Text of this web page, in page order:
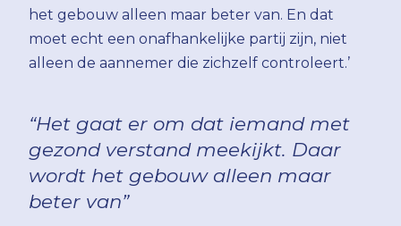
het gebouw alleen maar beter van. En dat
moet echt een onafhankelijke partij zijn, niet
alleen de aannemer die zichzelf controleert.’
“Het gaat er om dat iemand met
gezond verstand meekijkt. Daar
wordt het gebouw alleen maar
beter van”